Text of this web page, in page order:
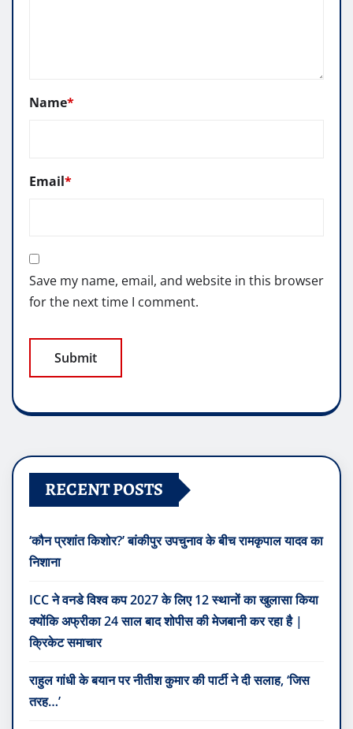
Name*
Email*
Save my name, email, and website in this browser
for the next time I comment.
RECENT POSTS
‘कौन प्रशांत किशोर?’ बांकीपुर उपचुनाव के बीच रामकृपाल यादव का
निशाना
ICC ने वनडे विश्व कप 2027 के लिए 12 स्थानों का खुलासा किया
क्योंकि अफ्रीका 24 साल बाद शोपीस की मेजबानी कर रहा है |
क्रिकेट समाचार
राहुल गांधी के बयान पर नीतीश कुमार की पार्टी ने दी सलाह, ‘जिस
तरह…’